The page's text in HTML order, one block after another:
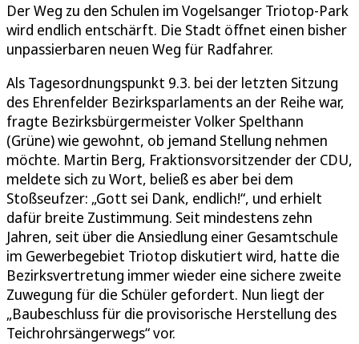
Der Weg zu den Schulen im Vogelsanger Triotop-Park
wird endlich entschärft. Die Stadt öffnet einen bisher
unpassierbaren neuen Weg für Radfahrer.
Als Tagesordnungspunkt 9.3. bei der letzten Sitzung
des Ehrenfelder Bezirksparlaments an der Reihe war,
fragte Bezirksbürgermeister Volker Spelthann
(Grüne) wie gewohnt, ob jemand Stellung nehmen
möchte. Martin Berg, Fraktionsvorsitzender der CDU,
meldete sich zu Wort, beließ es aber bei dem
Stoßseufzer: „Gott sei Dank, endlich!“, und erhielt
dafür breite Zustimmung. Seit mindestens zehn
Jahren, seit über die Ansiedlung einer Gesamtschule
im Gewerbegebiet Triotop diskutiert wird, hatte die
Bezirksvertretung immer wieder eine sichere zweite
Zuwegung für die Schüler gefordert. Nun liegt der
„Baubeschluss für die provisorische Herstellung des
Teichrohrsängerwegs“ vor.